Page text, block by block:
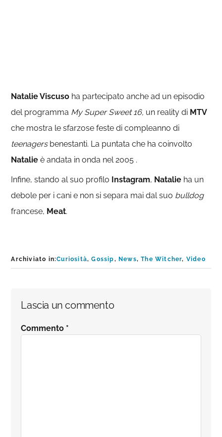
Natalie Viscuso ha partecipato anche ad un episodio
del programma My Super Sweet 16, un reality di MTV
che mostra le sfarzose feste di compleanno di
teenagersbenestanti. La puntata che ha coinvolto
Natalie è andata in onda nel 2005 .
Infine, stando al suo profilo Instagram, Natalie ha un
debole per i cani e non si separa mai dal suo bulldog
francese, Meat.
Archiviato in:Curiosità,Gossip,News,The Witcher, Video
Interazioni
del
Lascia un commento
Commento *